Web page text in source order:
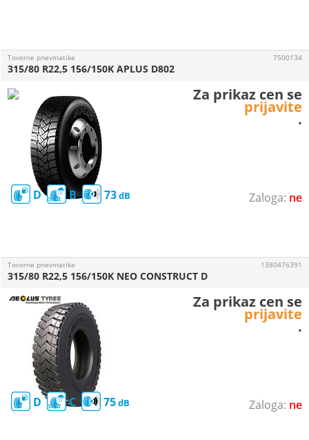
ne
Tovorne pnevmatike
D B 73
315/80 R22,5 156/150K APLUS D802
7500134
Za prikaz cen se
prijavite
.
ne
Tovorne pnevmatike
D C 75
315/80 R22,5 156/150K NEO CONSTRUCT D
1380476391
Za prikaz cen se
prijavite
.